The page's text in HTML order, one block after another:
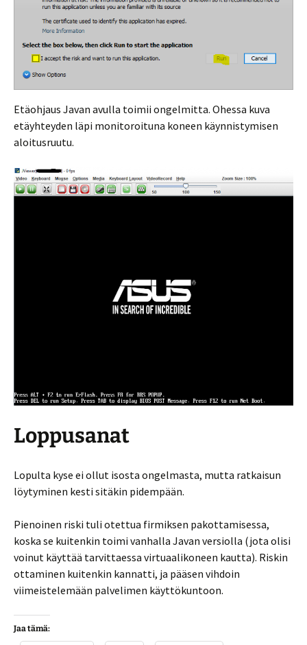
Etäohjaus Javan avulla toimii ongelmitta. Ohessa kuva
etäyhteyden läpi monitoroituna koneen käynnistymisen
aloitusruutu.
Loppusanat
Lopulta kyse ei ollut isosta ongelmasta, mutta ratkaisun
löytyminen kesti sitäkin pidempään.
Pienoinen riski tuli otettua firmiksen pakottamisessa,
koska se kuitenkin toimi vanhalla Javan versiolla (jota olisi
voinut käyttää tarvittaessa virtuaalikoneen kautta). Riskin
ottaminen kuitenkin kannatti, ja pääsen vihdoin
viimeistelemään palvelimen käyttökuntoon.
Jaa tämä: